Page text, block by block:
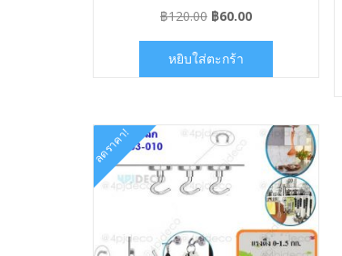
฿120.00 Original
was:
฿60.00Current
หยิบใส่ตะกร้า
ลดราคา!